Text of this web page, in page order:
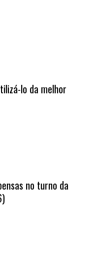
lo da melhor
no turno da